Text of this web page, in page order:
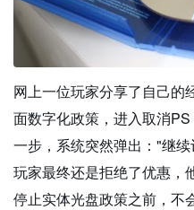
网上一位玩家分享了自己的
面数字化政策，进入取消
一步，系统突然弹出："继
玩家最终还是拒绝了优惠，
停止实体光盘政策之前，不